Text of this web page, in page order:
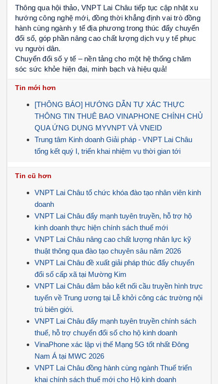
Thông qua hội thảo, VNPT Lai Châu tiếp tục cập nhật xu
hướng công nghệ mới, đồng thời khẳng định vai trò đồng
hành cùng ngành y tế địa phương trong thúc đẩy chuyển
đổi số, góp phần nâng cao chất lượng dịch vụ y tế phục
vụ người dân.
Chuyển đổi số y tế – nền tảng cho một hệ thống chăm
sóc sức khỏe hiện đại, minh bạch và hiệu quả!
Tin mới hơn
[THÔNG BÁO] HƯỚNG DẪN TỰ XÁC THỰC
THÔNG TIN THUÊ BAO VINAPHONE CHÍNH CHỦ
QUA ỨNG DỤNG MYVNPT VÀ VNEID
Trung tâm Kinh doanh Giải pháp - VNPT Lai Châu
tổng kết quý I, triển khai nhiệm vụ thời gian tới
Tin cũ hơn
VNPT Lai Châu tổ chức khóa đào tạo nhân viên kinh
doanh
VNPT Lai Châu đẩy mạnh tuyên truyền, hỗ trợ hộ
kinh doanh thực hiện chính sách thuế mới
VNPT Lai Châu nâng cao chất lượng nhân lực kỹ
thuật thông qua đào tạo chuyên sâu năm 2026
VNPT Lai Châu đề xuất giải pháp thúc đẩy chuyển
đổi số cấp xã tại Mường Kim
VNPT Lai Châu đảm bảo kết nối cầu truyền hình trực
tuyến về Trung ương tại Lễ khởi công các trường nội
trú biên giới.
VNPT Lai Châu đẩy mạnh tuyên truyền chính sách
thuế, hỗ trợ chuyển đổi số cho hộ kinh doanh
VinaPhone xác lập vị thế Mạng 5G tốt nhất Đông
Nam Á tại MWC 2026
VNPT Lai Châu đồng hành cùng ngành Thuế triển
khai chính sách thuế mới cho Hộ kinh doanh